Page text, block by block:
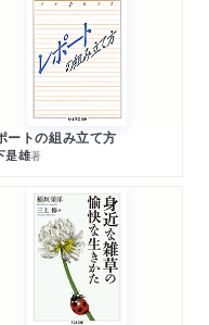
タビューが掲載さ
ートの組み立て方
是雄著